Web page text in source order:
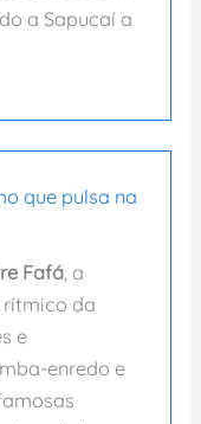
a Sapucaí a
que pulsa na
Fafá, a
da
e
enredo e